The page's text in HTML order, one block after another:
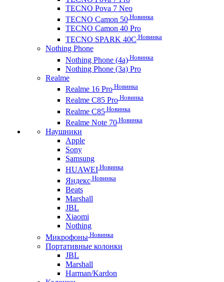
TECNO Pova 7 Neo
TECNO Camon 50 Новинка
TECNO Camon 40 Pro
TECNO SPARK 40C Новинка
Nothing Phone
Nothing Phone (4a) Новинка
Nothing Phone (3a) Pro
Realme
Realme 16 Pro Новинка
Realme C85 Pro Новинка
Realme C85 Новинка
Realme Note 70 Новинка
Наушники
Apple
Sony
Samsung
HUAWEI Новинка
Яндекс Новинка
Beats
Marshall
JBL
Xiaomi
Nothing
Микрофоны Новинка
Портативные колонки
JBL
Marshall
Harman/Kardon